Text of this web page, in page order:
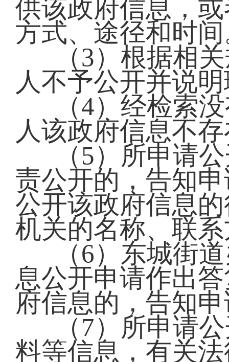
供该政府信息，
方式、途径和时
（3）根据相
人不予公开并说
（4）经检索
人该政府信息不
（5）所申请
责公开的，告知
公开该政府信息
机关的名称、联
（6）东城街
息公开申请作出
府信息的，告知
（7）所申请
料等信息，有关